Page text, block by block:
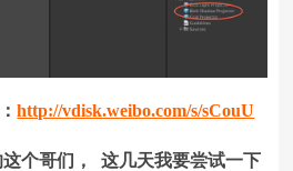
http://vdisk.weibo.com/s/sCouU
个哥们， 这几天我要尝试一下